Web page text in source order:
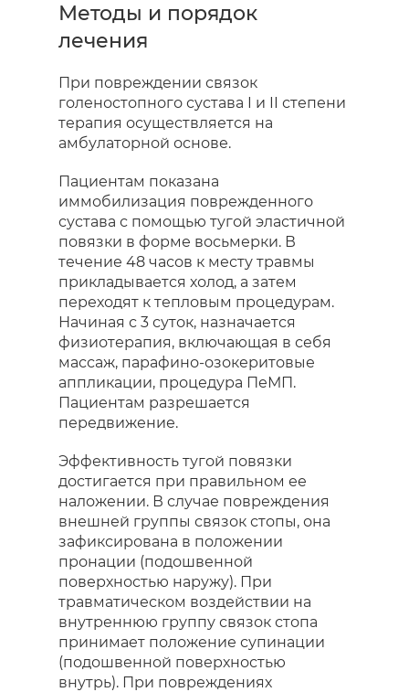
Методы и порядок
лечения
При повреждении связок
голеностопного сустава I и II степени
терапия осуществляется на
амбулаторной основе.
Пациентам показана
иммобилизация поврежденного
сустава с помощью тугой эластичной
повязки в форме восьмерки. В
течение 48 часов к месту травмы
прикладывается холод, а затем
переходят к тепловым процедурам.
Начиная с 3 суток, назначается
физиотерапия, включающая в себя
массаж, парафино-озокеритовые
аппликации, процедура ПеМП.
Пациентам разрешается
передвижение.
Эффективность тугой повязки
достигается при правильном ее
наложении. В случае повреждения
внешней группы связок стопы, она
зафиксирована в положении
пронации (подошвенной
поверхностью наружу). При
травматическом воздействии на
внутреннюю группу связок стопа
принимает положение супинации
(подошвенной поверхностью
внутрь). При повреждениях